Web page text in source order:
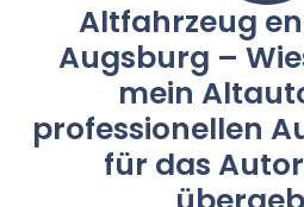
Altfahrzeug
Augsburg –
mein
professionellen
für das